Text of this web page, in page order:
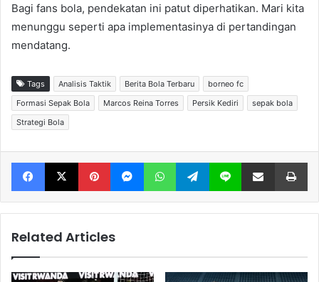
Bagi fans bola, pendekatan ini patut diperhatikan. Mari kita
menunggu seperti apa implementasinya di pertandingan
mendatang.
Tags Analisis Taktik Berita Bola Terbaru
borneo fc
Formasi Sepak Bola
Marcos Reina Torres Persik Kediri
sepak bola
Strategi Bola
Facebook X Pinterest Messenger WhatsApp Telegram Line Share via Email
Related Articles